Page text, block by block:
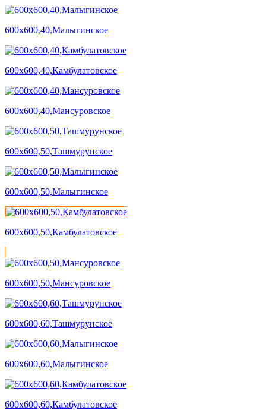
600х600,40,Малыгинское
600х600,40,Камбулатовское
600х600,40,Мансуровское
600х600,50,Ташмурунское
600х600,50,Малыгинское
600х600,50,Камбулатовское
600х600,50,Мансуровское
600х600,60,Ташмурунское
600х600,60,Малыгинское
600х600,60,Камбулатовское